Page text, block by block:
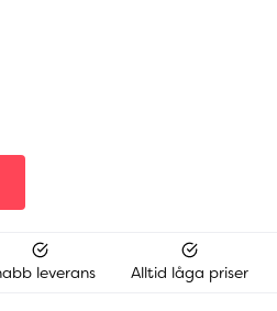
leverans Alltid låga priser